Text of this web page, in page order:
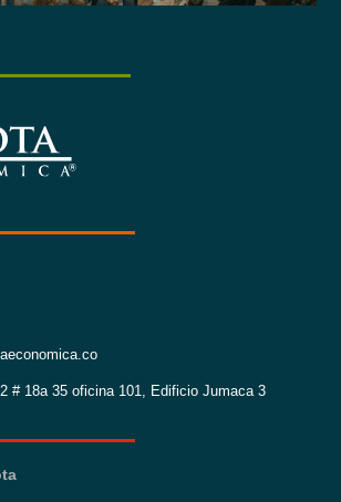
# 18a 35 oficina 101, Edificio Jumaca 3